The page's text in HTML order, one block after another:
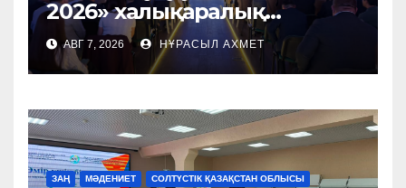
2026» халықаралық
форумы өтті
АВГ 7, 2026 НҰРАСЫЛ АХМЕТ
ЗАҢ МӘДЕНИЕТ СОЛТҮСТІК ҚАЗАҚСТАН ОБЛЫСЫ